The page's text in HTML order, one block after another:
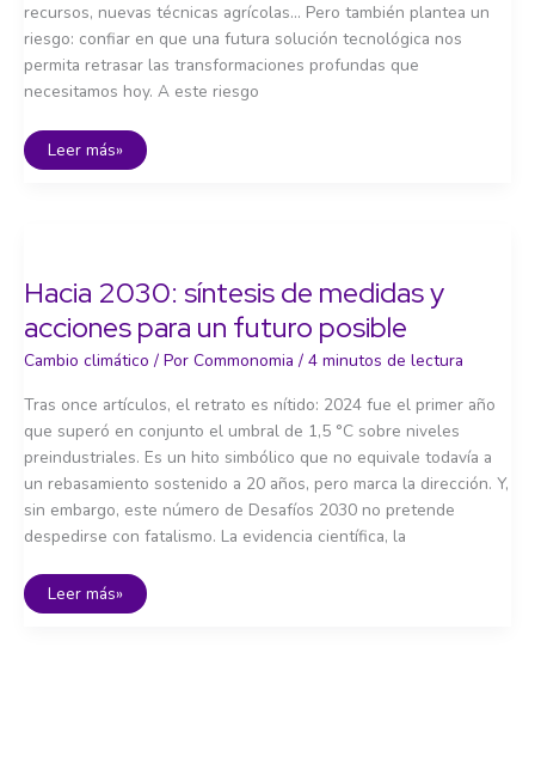
recursos, nuevas técnicas agrícolas… Pero también plantea un
riesgo: confiar en que una futura solución tecnológica nos
permita retrasar las transformaciones profundas que
necesitamos hoy. A este riesgo
Tecnología
y
Leer más»
Hacia 2030: síntesis de medidas y
acciones para un futuro posible
Cambio climático / Por Commonomia / 4 minutos de lectura
Tras once artículos, el retrato es nítido: 2024 fue el primer año
que superó en conjunto el umbral de 1,5 °C sobre niveles
preindustriales. Es un hito simbólico que no equivale todavía a
un rebasamiento sostenido a 20 años, pero marca la dirección. Y,
sin embargo, este número de Desafíos 2030 no pretende
despedirse con fatalismo. La evidencia científica, la
Hacia
2030:
Leer más»